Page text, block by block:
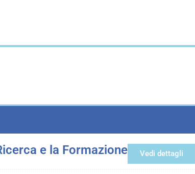
e la Formazione Vedi dettagli